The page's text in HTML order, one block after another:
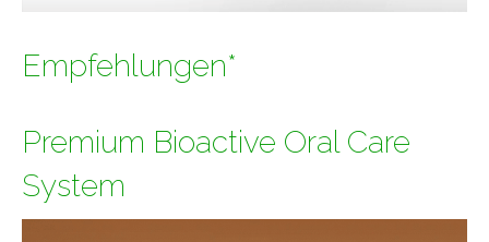
Empfehlungen*
Premium Bioactive Oral Care
System